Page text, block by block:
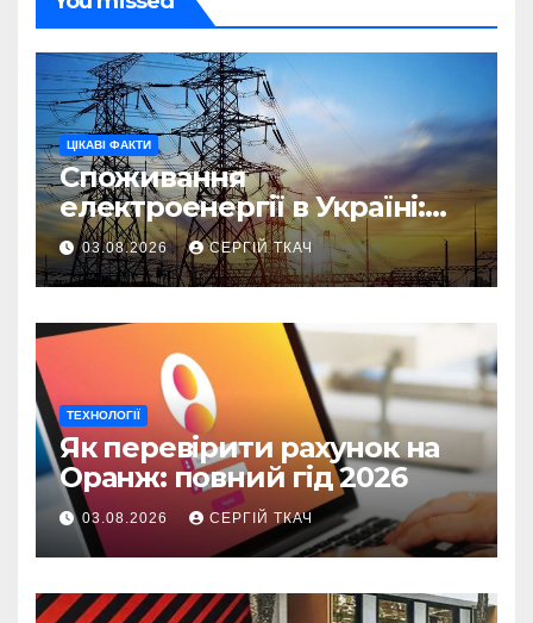
ЦІКАВІ ФАКТИ
Споживання
електроенергії в Україні:
цифри та тенденції 2025–
2026
03.08.2026 СЕРГІЙ ТКАЧ
ТЕХНОЛОГІЇ
Як перевірити рахунок на
Оранж: повний гід 2026
03.08.2026 СЕРГІЙ ТКАЧ